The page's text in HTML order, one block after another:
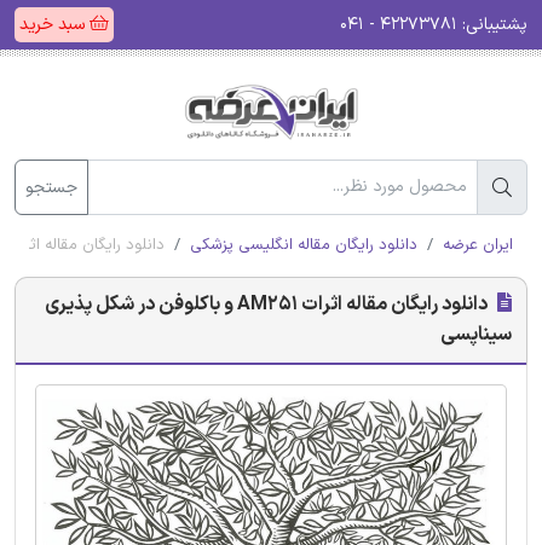
پشتیبانی: سبد خرید
جستجو
ایران عرضه دانلود رایگان مقاله انگلیسی پزشکی دانلود رایگان مقاله اثرات AM251 و باکلوفن در شکل پذیری سیناپسی
دانلود رایگان مقاله اثرات AM251 و باکلوفن در شکل پذیری
سیناپسی